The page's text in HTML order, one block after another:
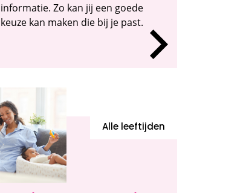
informatie. Zo kan jij een goede
keuze kan maken die bij je past.
Alle leeftijden